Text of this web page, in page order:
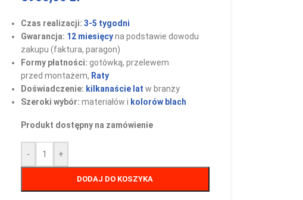
Czas realizacji: 3-5 tygodni
Gwarancja: 12 miesięcyna podstawie dowodu
zakupu (faktura, paragon)
Formy płatności: gotówką, przelewem
przed montażem, Raty
Doświadczenie: kilkanaście lat w branży
Szeroki wybór: materiałów i kolorów blach
Produkt dostępny na zamówienie
- +
DODAJ DO KOSZYKA